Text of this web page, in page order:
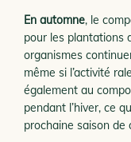
En automne, le
pour les plantations
organismes
même si l’activité
également au
pendant l’hiver, ce
prochaine saison de